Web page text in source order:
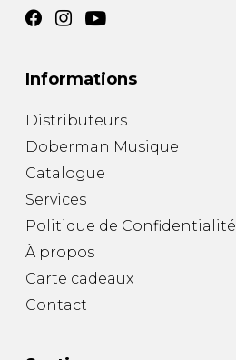
Informations
Distributeurs
Doberman Musique
Catalogue
Services
Politique de Confidentialité
À propos
Carte cadeaux
Contact